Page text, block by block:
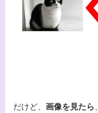
だけど、 画像を見たら